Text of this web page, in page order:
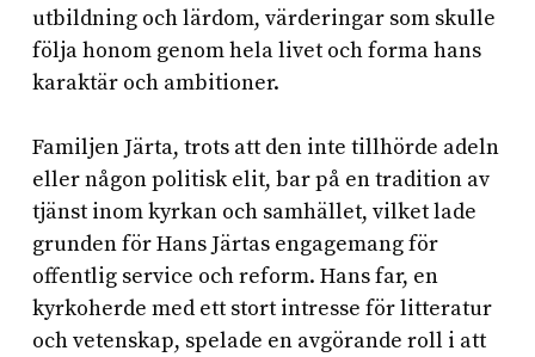
utbildning och lärdom, värderingar som skulle
följa honom genom hela livet och forma hans
karaktär och ambitioner.
Familjen Järta, trots att den inte tillhörde adeln
eller någon politisk elit, bar på en tradition av
tjänst inom kyrkan och samhället, vilket lade
grunden för Hans Järtas engagemang för
offentlig service och reform. Hans far, en
kyrkoherde med ett stort intresse för litteratur
och vetenskap, spelade en avgörande roll i att